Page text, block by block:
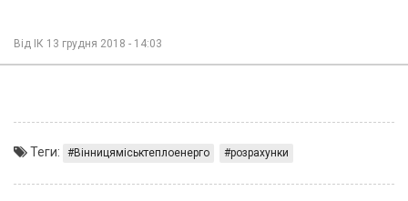
Від ІК 13 грудня 2018 - 14:03
Теги: Вінницяміськтеплоенерго розрахунки